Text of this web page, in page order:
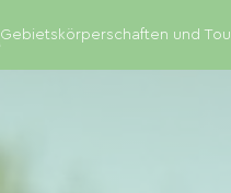
Gebietskörperschaften und